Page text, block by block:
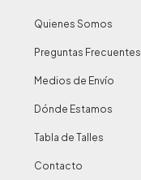
Quienes Somos
Preguntas Frecuentes
Medios de Envío
Dónde Estamos
Tabla de Talles
Contacto